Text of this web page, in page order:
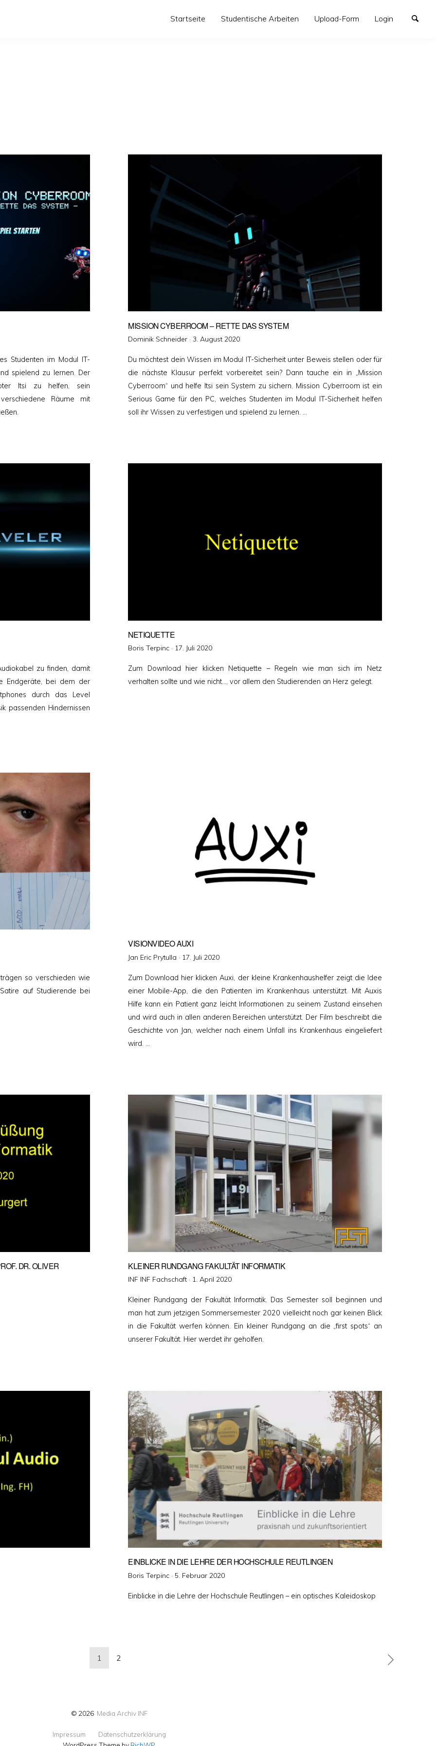
Startseite Studentische Arbeiten Upload-Form Login
Studenten im Modul IT-
spielend zu lernen. Der
Itsi zu helfen, sein
Räume mit
MISSION CYBERROOM – RETTE DAS SYSTEM
Dominik Schneider · Veröffentlicht
3. August 2020
Du möchtest dein Wissen im Modul IT-Sicherheit unter Beweis stellen oder für
die nächste Klausur perfekt vorbereitet sein? Dann tauche ein in „Mission
Cyberroom“ und helfe Itsi sein System zu sichern. Mission Cyberroom ist ein
Serious Game für den PC, welches Studenten im Modul IT-Sicherheit helfen
soll ihr Wissen zu verfestigen und spielend zu lernen. …
zu finden, damit
Endgeräte, bei dem der
durch das Level
passenden Hindernissen
NETIQUETTE
Boris Terpinc · Veröffentlicht
17. Juli 2020
Zum Download hier klicken Netiquette – Regeln wie man sich im Netz
verhalten sollte und wie nicht…, vor allem den Studierenden an Herz gelegt.
so verschieden wie
auf Studierende bei
VISIONVIDEO AUXI
Jan Eric Prytulla · Veröffentlicht
17. Juli 2020
Zum Download hier klicken Auxi, der kleine Krankenhaushelfer zeigt die Idee
einer Mobile-App, die den Patienten im Krankenhaus unterstützt. Mit Auxis
Hilfe kann ein Patient ganz leicht Informationen zu seinem Zustand einsehen
und wird auch in allen anderen Bereichen unterstützt. Der Film beschreibt die
Geschichte von Jan, welcher nach einem Unfall ins Krankenhaus eingeliefert
wird. …
DR. OLIVER B
KLEINER RUNDGANG FAKULTÄT INFORMATIK
INF INF Fachschaft · Veröffentlicht
1. April 2020
Kleiner Rundgang der Fakultät Informatik. Das Semester soll beginnen und
man hat zum jetzigen Sommersemester 2020 vielleicht noch gar keinen Blick
in die Fakultät werfen können. Ein kleiner Rundgang an die „first spots“ an
unserer Fakultät. Hier werdet ihr geholfen.
EINBLICKE IN DIE LEHRE DER HOCHSCHULE REUTLINGEN
Boris Terpinc · Veröffentlicht
5. Februar 2020
Einblicke in die Lehre der Hochschule Reutlingen – ein optisches Kaleidoskop
1 2
© 2026 Media Archiv INF
Impressum
Datenschutzerklärung